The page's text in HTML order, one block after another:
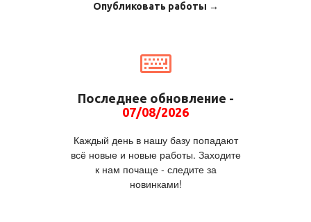
Опубликовать работы →
Последнее обновление -
07/08/2026
Каждый день в нашу базу попадают
всё новые и новые работы. Заходите
к нам почаще - следите за
новинками!